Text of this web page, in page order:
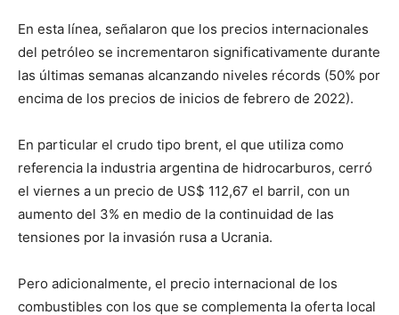
En esta línea, señalaron que los precios internacionales
del petróleo se incrementaron significativamente durante
las últimas semanas alcanzando niveles récords (50% por
encima de los precios de inicios de febrero de 2022).
En particular el crudo tipo brent, el que utiliza como
referencia la industria argentina de hidrocarburos, cerró
el viernes a un precio de US$ 112,67 el barril, con un
aumento del 3% en medio de la continuidad de las
tensiones por la invasión rusa a Ucrania.
Pero adicionalmente, el precio internacional de los
combustibles con los que se complementa la oferta local